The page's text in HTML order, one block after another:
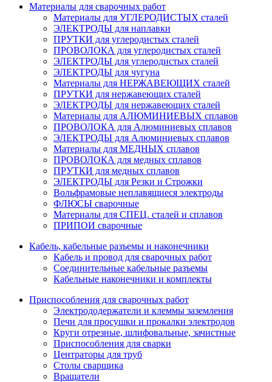
Материалы для сварочных работ
Материалы для УГЛЕРОДИСТЫХ сталей
ЭЛЕКТРОДЫ для наплавки
ПРУТКИ для углеродистых сталей
ПРОВОЛОКА для углеродистых сталей
ЭЛЕКТРОДЫ для углеродистых сталей
ЭЛЕКТРОДЫ для чугуна
Материалы для НЕРЖАВЕЮЩИХ сталей
ПРУТКИ для нержавеющих сталей
ЭЛЕКТРОДЫ для нержавеющих сталей
Материалы для АЛЮМИНИЕВЫХ сплавов
ПРОВОЛОКА для Алюминиевых сплавов
ЭЛЕКТРОДЫ для Алюминиевых сплавов
Материалы для МЕДНЫХ сплавов
ПРОВОЛОКА для медных сплавов
ПРУТКИ для медных сплавов
ЭЛЕКТРОДЫ для Резки и Строжки
Вольфрамовые неплавящиеся электроды
ФЛЮСЫ сварочные
Материалы для СПЕЦ. сталей и сплавов
ПРИПОИ сварочные
Кабель, кабельные разъемы и наконечники
Кабель и провод для сварочных работ
Соединительные кабельные разъемы
Кабельные наконечники и комплекты
Приспособления для сварочных работ
Электрододержатели и клеммы заземления
Печи для просушки и прокалки электродов
Круги отрезные, шлифовальные, зачистные
Приспособления для сварки
Центраторы для труб
Столы сварщика
Вращатели